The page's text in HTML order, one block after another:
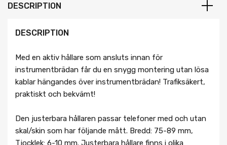
DESCRIPTION
DESCRIPTION
Med en aktiv hållare som ansluts innan för
instrumentbrädan får du en snygg montering utan lösa
kablar hängandes över instrumentbrädan! Trafiksäkert,
praktiskt och bekvämt!
Den justerbara hållaren passar telefoner med och utan
skal/skin som har följande mått. Bredd: 75-89 mm,
Tjocklek: 6-10 mm. Justerbara hållare finns i olika